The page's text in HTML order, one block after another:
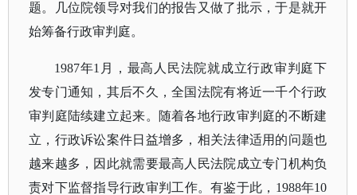
题。几位院领导对我们的报告又做了批示，于是就开
始筹备行政审判庭。
1987年1月，最高人民法院就成立行政审判庭下
发专门通知，其后不久，全国法院有将近一千个行政
审判庭陆续建立起来。随着各地行政审判庭的不断建
立，行政诉讼案件日益增多，相关法律适用的问题也
越来越多，因此就需要最高人民法院成立专门机构负
责对下监督指导行政审判工作。有鉴于此，1988年10